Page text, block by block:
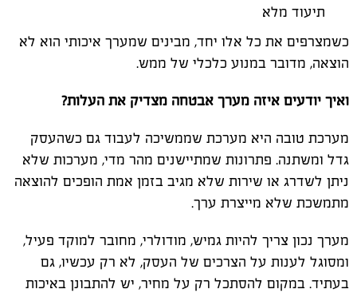
תיעוד מלא
כשמצרפים את כל אלו יחד, מבינים שמערך איכותי הוא לא
הוצאה, מדובר במנוע כלכלי של ממש.
ואיך יודעים איזה מערך אבטחה מצדיק את העלות?
מערכת טובה היא מערכת שממשיכה לעבוד גם כשהעסק
גדל ומשתנה. פתרונות שמתיישנים מהר מדי, מערכות שלא
ניתן לשדרג או שירות שלא מגיב בזמן אמת הופכים להוצאה
מתמשכת שלא מייצרת ערך.
מערך נכון צריך להיות גמיש, מודולרי, מחובר למוקד פעיל,
ומסוגל לענות על הצרכים של העסק, לא רק עכשיו, גם
בעתיד. במקום להסתכל רק על מחיר, יש להתבונן באיכות